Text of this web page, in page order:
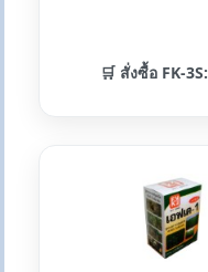
🛒 สั่งซื้อ FK-3S: